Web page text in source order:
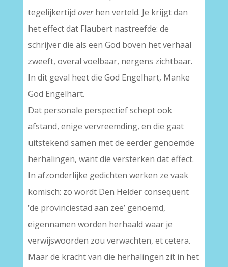
tegelijkertijd overhen verteld. Je krijgt dan
het effect dat Flaubert nastreefde: de
schrijver die als een God boven het verhaal
zweeft, overal voelbaar, nergens zichtbaar.
In dit geval heet die God Engelhart, Manke
God Engelhart.
Dat personale perspectief schept ook
afstand, enige vervreemding, en die gaat
uitstekend samen met de eerder genoemde
herhalingen, want die versterken dat effect.
In afzonderlijke gedichten werken ze vaak
komisch: zo wordt Den Helder consequent
‘de provinciestad aan zee’ genoemd,
eigennamen worden herhaald waar je
verwijswoorden zou verwachten, et cetera.
Maar de kracht van die herhalingen zit in het